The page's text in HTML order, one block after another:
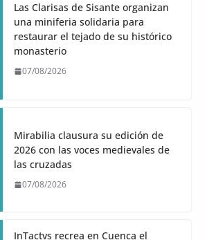
Las Clarisas de Sisante organizan
una miniferia solidaria para
restaurar el tejado de su histórico
monasterio
07/08/2026
Mirabilia clausura su edición de
2026 con las voces medievales de
las cruzadas
07/08/2026
InTactvs recrea en Cuenca el